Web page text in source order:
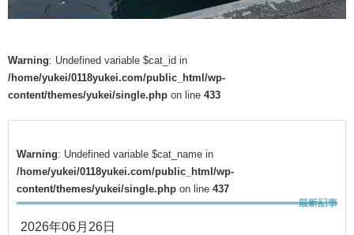
Warning: Undefined variable $cat_id in
/home/yukei/0118yukei.com/public_html/wp-
content/themes/yukei/single.php on line 433
Warning: Undefined variable $cat_name in
/home/yukei/0118yukei.com/public_html/wp-
content/themes/yukei/single.php on line 437
2026年06月26日